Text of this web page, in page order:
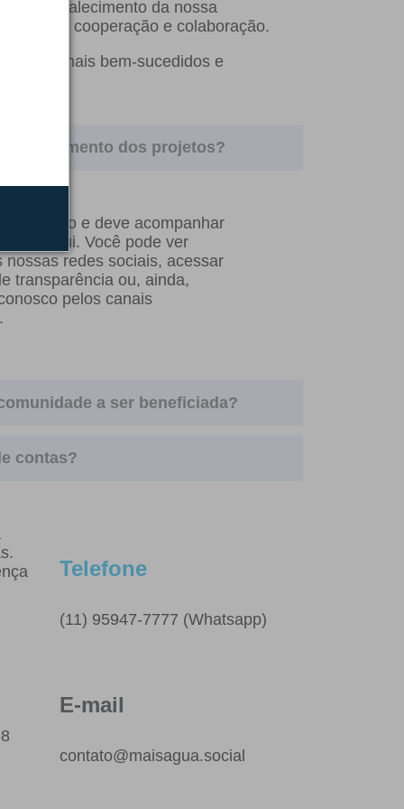
e fortalecimento da nossa
de cooperação e colaboração.
ainda mais bem-sucedidos e
o andamento dos projetos?
vindo e deve acompanhar
por aqui. Você pode ver
nossas redes sociais, acessar
transparência ou, ainda,
pelos canais
a ser beneficiada?
contas?
Telefone
(11) 95947-7777 (Whatsapp)
E-mail
contato@maisagua.social